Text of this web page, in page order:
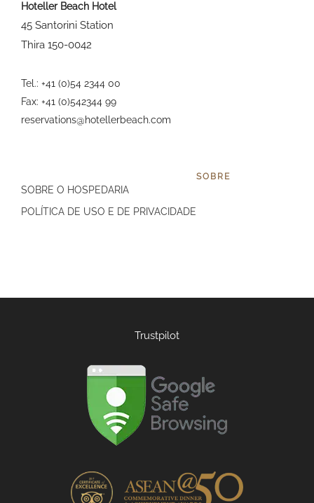
Hoteller Beach Hotel
45 Santorini Station
Thira 150-0042
Tel.: +41 (0)54 2344 00
Fax: +41 (0)542344 99
reservations@hotellerbeach.com
SOBRE
SOBRE O HOSPEDARIA
POLÍTICA DE USO E DE PRIVACIDADE
Trustpilot